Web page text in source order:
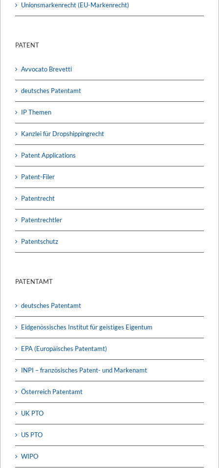
Unionsmarkenrecht (EU-Markenrecht)
PATENT
Avvocato Brevetti
deutsches Patentamt
IP Themen
Kanzlei für Dropshippingrecht
Patent Applications
Patent-Filer
Patentrecht
Patentrechtler
Patentschutz
PATENTAMT
deutsches Patentamt
Eidgenössisches Institut für geistiges Eigentum
EPA (Europäisches Patentamt)
INPI – französisches Patent- und Markenamt
Österreich Patentamt
UK PTO
US PTO
WIPO